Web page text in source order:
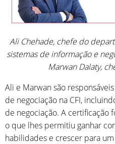
Ali Chehade, chefe do
sistemas de informação e
Marwan Dalaty,
Ali e Marwan são
de negociação na CFI,
de negociação. A certificação
o que lhes permitiu ganhar
habilidades e crescer para